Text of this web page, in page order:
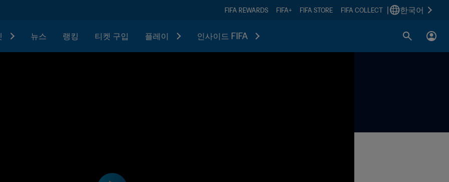
FIFA REWARDS FIFA+ FIFA STORE FIFA COLLECT 한국어
뉴스 랭킹 티켓 구입 플레이 인사이드 FIFA